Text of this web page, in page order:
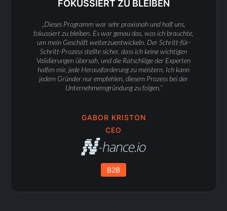
FOKUSSIERT ZU BLEIBEN
„Dieses Programm war sehr praxisnah und half uns,
fokussiert zu bleiben. Es war genau das, was ich brauchte,
um mein Geschäft weiterzuentwickeln. Der Schritt-für-
Schritt-Prozess stellte sicher, dass ich keine wichtigen
Validierungen übersah, und die Ratschläge der Experten
halfen mir, jede Herausforderung zu meistern. Ich kann
jedem Gründer nur empfehlen, diesem Prozess bei der
Unternehmensgründung zu folgen.“
GABOR KRISTON
CEO
B2B